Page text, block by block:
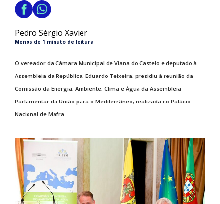
Pedro Sérgio Xavier
Menos de 1 minuto de leitura
O vereador da Câmara Municipal de Viana do Castelo e deputado à
Assembleia da República, Eduardo Teixeira, presidiu à reunião da
Comissão da Energia, Ambiente, Clima e Água da Assembleia
Parlamentar da União para o Mediterrâneo, realizada no Palácio
Nacional de Mafra.